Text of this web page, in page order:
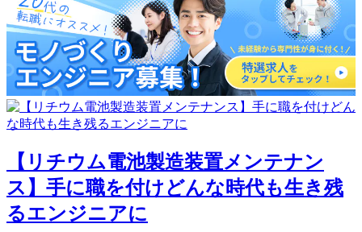
【リチウム電池製造装置メンテナン
ス】手に職を付けどんな時代も生き残
るエンジニアに